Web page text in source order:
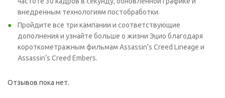
внедренным технологиям постобработки.
Пройдите все три кампании и соответствующие
дополнения и узнайте больше о жизни Эцио благодаря
короткометражным фильмам Assassin's Creed Lineage и
Assassin’s Creed Embers.
Отзывов пока нет.